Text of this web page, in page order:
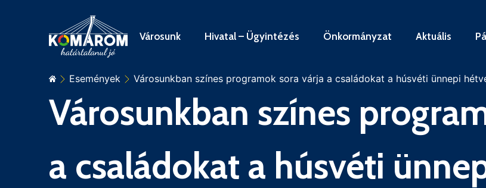
Városunk Hivatal – Ügyintézés Önkormányzat Aktuális
Események Városunkban színes programok sora várja a családokat a húsvéti ünnepi
Városunkban színes
a családokat a húsvéti